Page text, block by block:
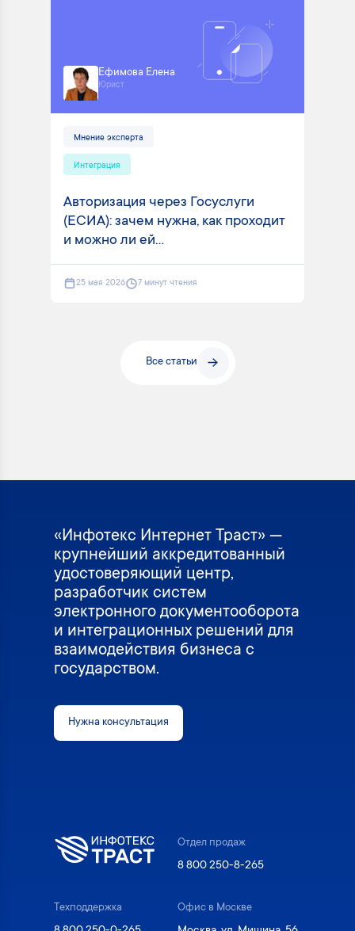
Ефимова Елена
Юрист
Мнение эксперта
Интеграция
Авторизация через Госуслуги
(ЕСИА): зачем нужна, как проходит
и можно ли ей...
25 мая 2026 7 минут чтения
Все статьи
«Инфотекс Интернет Траст» —
крупнейший аккредитованный
удостоверяющий центр,
разработчик систем
электронного документооборота
и интеграционных решений для
взаимодействия бизнеса с
государством.
Нужна консультация
Отдел продаж
8 800 250-8-265
Техподдержка
Офис в Москве